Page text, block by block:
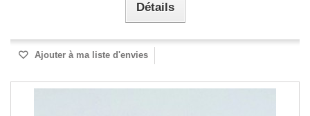
Détails
Ajouter à ma liste d'envies